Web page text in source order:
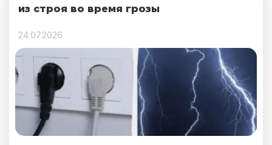
из строя во время грозы
24.07.2026